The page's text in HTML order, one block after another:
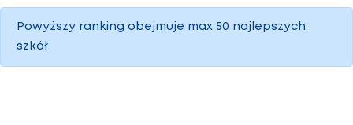
Powyższy ranking obejmuje max 50 najlepszych
szkół